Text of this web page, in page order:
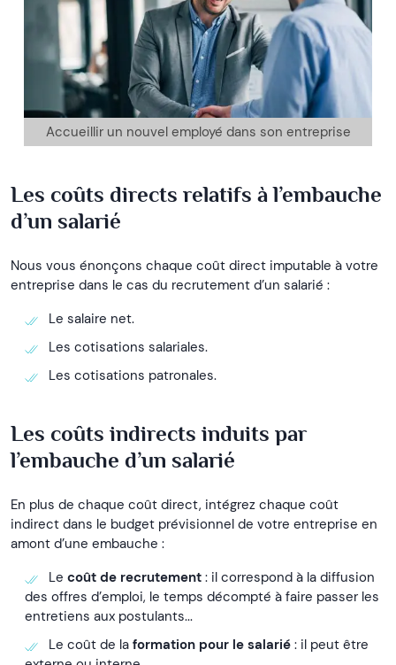
Accueillir un nouvel employé dans son entreprise
Les coûts directs relatifs à l’embauche
d’un salarié
Nous vous énonçons chaque coût direct imputable à votre
entreprise dans le cas du recrutement d’un salarié :
Le salaire net.
Les cotisations salariales.
Les cotisations patronales.
Les coûts indirects induits par
l’embauche d’un salarié
En plus de chaque coût direct, intégrez chaque coût
indirect dans le budget prévisionnel de votre entreprise en
amont d’une embauche :
Le coût de recrutement : il correspond à la diffusion
des offres d’emploi, le temps décompté à faire passer les
entretiens aux postulants...
Le coût de la formation pour le salarié : il peut être